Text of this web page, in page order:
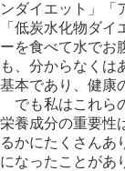
ンダイエット」「
「低炭水化物ダ
ーを食べて水でお
も、分からなくは
基本であり、健康
でも私はこれら
栄養成分の重要性
るかにたくさんあ
になったことがあ